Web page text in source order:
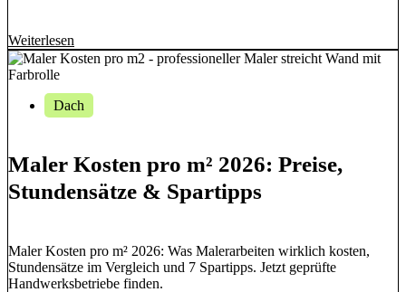
Weiterlesen
Dach
Maler Kosten pro m² 2026: Preise,
Stundensätze & Spartipps
Maler Kosten pro m² 2026: Was Malerarbeiten wirklich kosten,
Stundensätze im Vergleich und 7 Spartipps. Jetzt geprüfte
Handwerksbetriebe finden.